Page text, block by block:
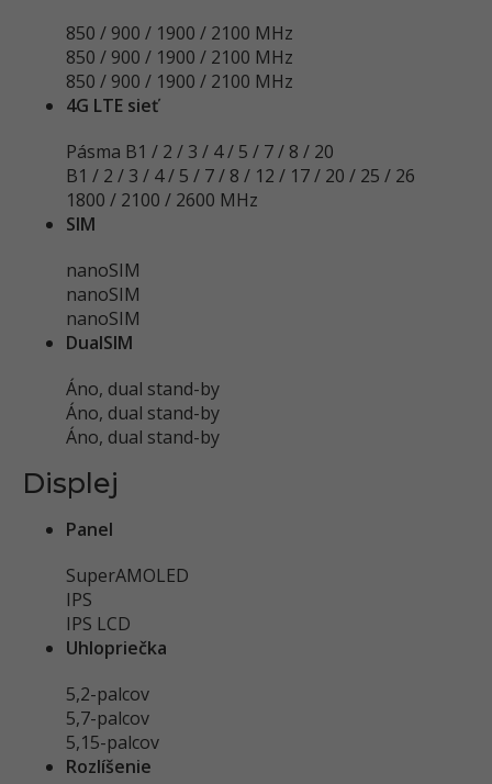
850 / 900 / 1900 / 2100 MHz
850 / 900 / 1900 / 2100 MHz
850 / 900 / 1900 / 2100 MHz
4G LTE sieť
Pásma B1 / 2 / 3 / 4 / 5 / 7 / 8 / 20
B1 / 2 / 3 / 4 / 5 / 7 / 8 / 12 / 17 / 20 / 25 / 26
1800 / 2100 / 2600 MHz
SIM
nanoSIM
nanoSIM
nanoSIM
DualSIM
Áno, dual stand-by
Áno, dual stand-by
Áno, dual stand-by
Displej
Panel
SuperAMOLED
IPS
IPS LCD
Uhlopriečka
5,2-palcov
5,7-palcov
5,15-palcov
Rozlíšenie